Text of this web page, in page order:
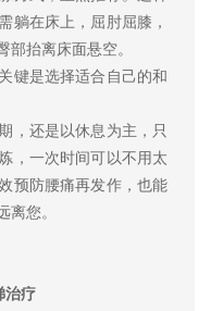
躺在床上，屈肘屈膝，
部抬离床面悬空。
是选择适合自己的和
还是以休息为主，只
，一次时间可以不用太
预防腰痛再发作，也能
离您。
治疗